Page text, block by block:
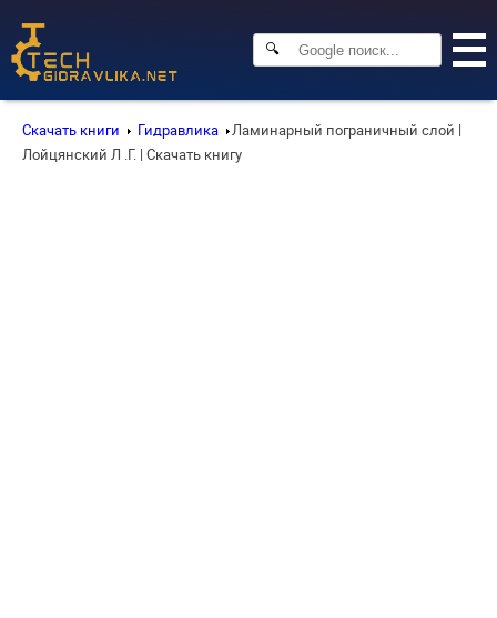
🔍
Скачать книги Гидравлика
Ламинарный пограничный слой |
Лойцянский Л .Г. | Скачать книгу